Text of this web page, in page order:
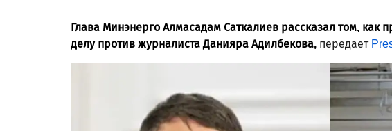
Глава Минэнерго Алмасадам Саткалиев рассказал том, как
делу против журналиста Данияра Адилбекова, передает